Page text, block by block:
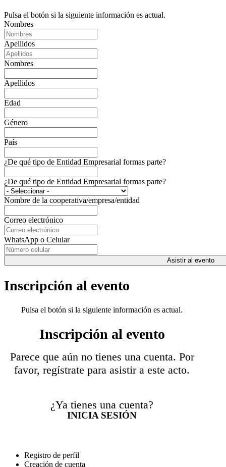
Pulsa el botón si la siguiente información es actual.
Nombres
Apellidos
Nombres
Apellidos
Edad
Género
País
¿De qué tipo de Entidad Empresarial formas parte?
¿De qué tipo de Entidad Empresarial formas parte?
Nombre de la cooperativa/empresa/entidad
Correo electrónico
WhatsApp o Celular
Asistir al evento
Inscripción al evento
Pulsa el botón si la siguiente información es actual.
Inscripción al evento
Parece que aún no tienes una cuenta. Por
favor, regístrate para asistir a este acto.
¿Ya tienes una cuenta?
INICIA SESIÓN
Registro de perfil
Creación de cuenta